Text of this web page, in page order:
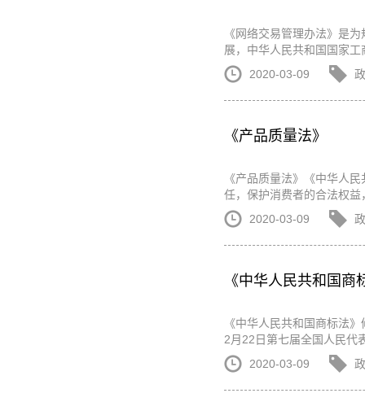
《网络交易管理办法》是
展，中华人民共和国国家
2020-03-09
《产品质量法》
《产品质量法》《中华人
任，保护消费者的合法权
2020-03-09
《中华人民共和国商
《中华人民共和国商标法
2月22日第七届全国人民代
2020-03-09